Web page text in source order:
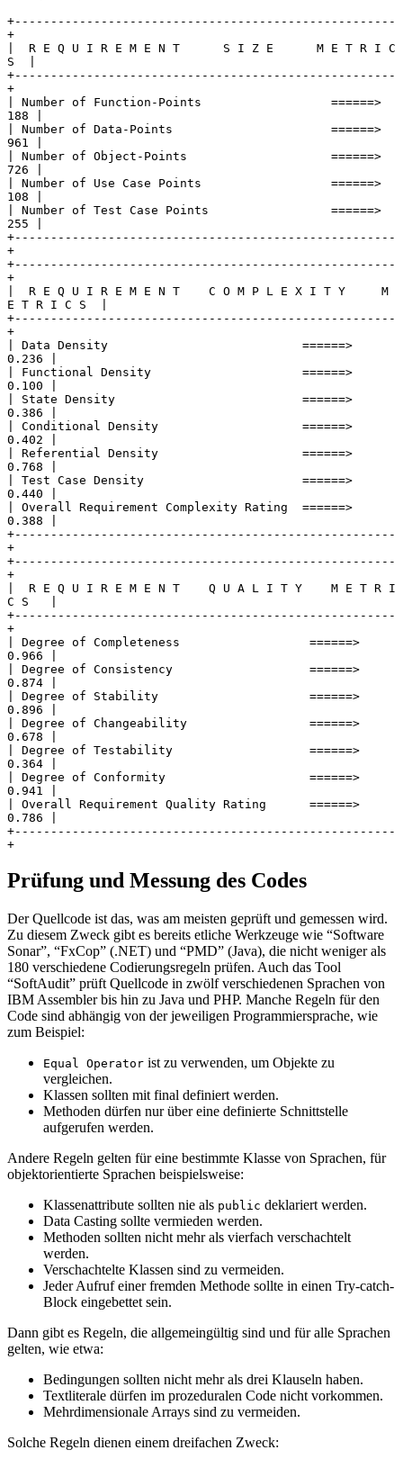
+-----------------------------------------------------
+
|  R E Q U I R E M E N T      S I Z E      M E T R I C
S  |
+-----------------------------------------------------
+
| Number of Function-Points                  ======>
188 |
| Number of Data-Points                      ======>
961 |
| Number of Object-Points                    ======>
726 |
| Number of Use Case Points                  ======>
108 |
| Number of Test Case Points                 ======>
255 |
+-----------------------------------------------------
+
+-----------------------------------------------------
+
|  R E Q U I R E M E N T    C O M P L E X I T Y     M
E T R I C S  |
+-----------------------------------------------------
+
| Data Density                           ======>
0.236 |
| Functional Density                     ======>
0.100 |
| State Density                          ======>
0.386 |
| Conditional Density                    ======>
0.402 |
| Referential Density                    ======>
0.768 |
| Test Case Density                      ======>
0.440 |
| Overall Requirement Complexity Rating  ======>
0.388 |
+-----------------------------------------------------
+
+-----------------------------------------------------
+
|  R E Q U I R E M E N T    Q U A L I T Y    M E T R I
C S   |
+-----------------------------------------------------
+
| Degree of Completeness                  ======>
0.966 |
| Degree of Consistency                   ======>
0.874 |
| Degree of Stability                     ======>
0.896 |
| Degree of Changeability                 ======>
0.678 |
| Degree of Testability                   ======>
0.364 |
| Degree of Conformity                    ======>
0.941 |
| Overall Requirement Quality Rating      ======>
0.786 |
+-----------------------------------------------------
+
Prüfung und Messung des Codes
Der Quellcode ist das, was am meisten geprüft und gemessen wird.
Zu diesem Zweck gibt es bereits etliche Werkzeuge wie “Software
Sonar”, “FxCop” (.NET) und “PMD” (Java), die nicht weniger als
180 verschiedene Codierungsregeln prüfen. Auch das Tool
“SoftAudit” prüft Quellcode in zwölf verschiedenen Sprachen von
IBM Assembler bis hin zu Java und PHP. Manche Regeln für den
Code sind abhängig von der jeweiligen Programmiersprache, wie
zum Beispiel:
Equal Operator ist zu verwenden, um Objekte zu
vergleichen.
Klassen sollten mit final definiert werden.
Methoden dürfen nur über eine definierte Schnittstelle
aufgerufen werden.
Andere Regeln gelten für eine bestimmte Klasse von Sprachen, für
objektorientierte Sprachen beispielsweise:
Klassenattribute sollten nie als public deklariert werden.
Data Casting sollte vermieden werden.
Methoden sollten nicht mehr als vierfach verschachtelt
werden.
Verschachtelte Klassen sind zu vermeiden.
Jeder Aufruf einer fremden Methode sollte in einen Try-catch-
Block eingebettet sein.
Dann gibt es Regeln, die allgemeingültig sind und für alle Sprachen
gelten, wie etwa:
Bedingungen sollten nicht mehr als drei Klauseln haben.
Textliterale dürfen im prozeduralen Code nicht vorkommen.
Mehrdimensionale Arrays sind zu vermeiden.
Solche Regeln dienen einem dreifachen Zweck: